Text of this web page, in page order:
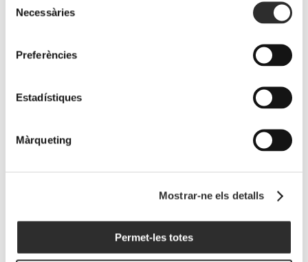
Necessàries
Preferències
Estadístiques
Màrqueting
Mostrar-ne els detalls
Permet-les totes
La DO Terra
of Wine
en una
moderada
Terra Alta
punts
Lafou de
Rams 2021,
entre els
millors vins
blancs al
report de
MW amb 95